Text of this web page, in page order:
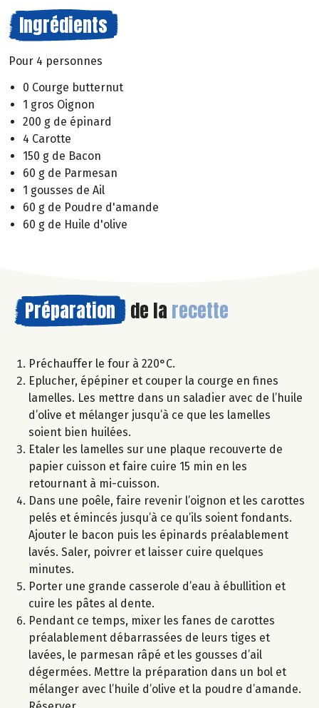
Ingrédients
Pour 4 personnes
0 Courge butternut
1 gros Oignon
200 g de épinard
4 Carotte
150 g de Bacon
60 g de Parmesan
1 gousses de Ail
60 g de Poudre d'amande
60 g de Huile d'olive
Préparation de la recette
Préchauffer le four à 220°C.
Eplucher, épépiner et couper la courge en fines
lamelles. Les mettre dans un saladier avec de l’huile
d’olive et mélanger jusqu’à ce que les lamelles
soient bien huilées.
Etaler les lamelles sur une plaque recouverte de
papier cuisson et faire cuire 15 min en les
retournant à mi-cuisson.
Dans une poêle, faire revenir l’oignon et les carottes
pelés et émincés jusqu’à ce qu’ils soient fondants.
Ajouter le bacon puis les épinards préalablement
lavés. Saler, poivrer et laisser cuire quelques
minutes.
Porter une grande casserole d’eau à ébullition et
cuire les pâtes al dente.
Pendant ce temps, mixer les fanes de carottes
préalablement débarrassées de leurs tiges et
lavées, le parmesan râpé et les gousses d’ail
dégermées. Mettre la préparation dans un bol et
mélanger avec l’huile d’olive et la poudre d’amande.